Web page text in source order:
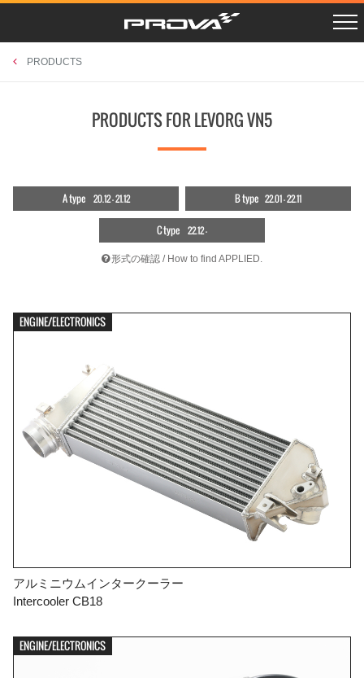
LAYBACK VN5
XV GTE
FORESTER SK9
WRX S4 VAG
IMPREZA GJ/GP
BRZ/86 ZC/ZN
EXIGA YA
LEGACY BL/BP
FORESTER SG
UNIVERSAL RETAILERS
SCHEDULE PROSHOPS
Instagram X Twitter
PRODUCTS
PRODUCTS FOR LEVORG VN5
A type 20.12 - 21.12 B type 22.01 - 22.11
C type 22.12 -
形式の確認 / How to find APPLIED.
ENGINE/ELECTRONICS
アルミニウムインタークーラー
Intercooler CB18
ENGINE/ELECTRONICS